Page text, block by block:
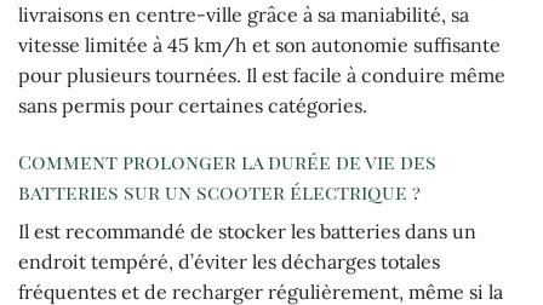
livraisons en centre-ville grâce à sa maniabilité, sa
vitesse limitée à 45 km/h et son autonomie suffisante
pour plusieurs tournées. Il est facile à conduire même
sans permis pour certaines catégories.
Comment prolonger la durée de vie des
batteries sur un scooter électrique ?
Il est recommandé de stocker les batteries dans un
endroit tempéré, d’éviter les décharges totales
fréquentes et de recharger régulièrement, même si la